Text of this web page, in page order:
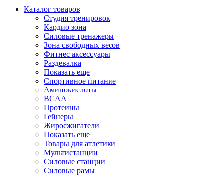
Каталог товаров
Студия тренировок
Кардио зона
Силовые тренажеры
Зона свободных весов
Фитнес аксессуары
Раздевалка
Показать еще
Спортивное питание
Аминокислоты
BCAA
Протеины
Гейнеры
Жиросжигатели
Показать еще
Товары для атлетики
Мультистанции
Силовые станции
Силовые рамы